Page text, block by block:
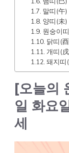
말띠(午)
양띠(未)
원숭이
닭띠(
개띠(
돼지띠
[오늘의
일 화요
세